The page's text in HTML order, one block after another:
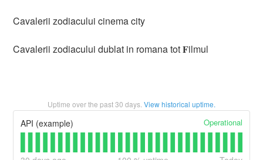
Cavalerii zodiacului cinema city
Cavalerii zodiacului dublat in romana tot 𝐅ilmul
Uptime over the past30 days. View historical uptime.
API (example) Operational